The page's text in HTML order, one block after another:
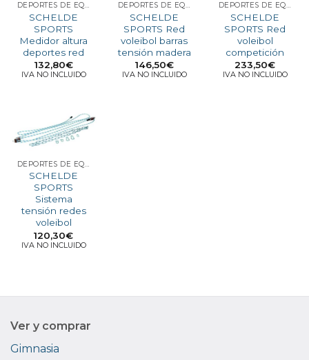
DEPORTES DE EQUIPO
SCHELDE
SPORTS
Medidor altura
deportes red
132,80€
IVA NO INCLUIDO
DEPORTES DE EQUIPO
SCHELDE
SPORTS Red
voleibol barras
tensión madera
146,50€
IVA NO INCLUIDO
DEPORTES DE EQUIPO
SCHELDE
SPORTS Red
voleibol
competición
233,50€
IVA NO INCLUIDO
DEPORTES DE EQUIPO
SCHELDE
SPORTS
Sistema
tensión redes
voleibol
120,30€
IVA NO INCLUIDO
Ver y comprar
Gimnasia